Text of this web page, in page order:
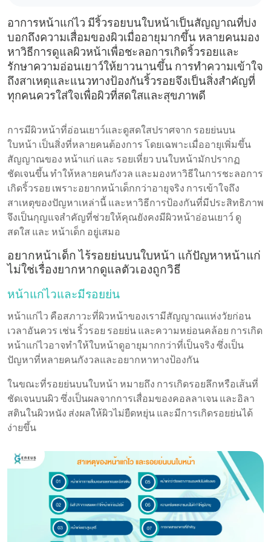
อาการหน้าแก่ไว มีริ้วรอยบนใบหน้าเป็นสัญญาณที่บ่ง
บอกถึงความเสื่อมของผิวเมื่ออายุมากขึ้น หลายคนมอง
หาวิธีการดูแลผิวหน้าเพื่อชะลอการเกิดริ้วรอยและ
รักษาความอ่อนเยาว์ให้ยาวนานขึ้น การทำความเข้าใจ
ถึงสาเหตุและแนวทางป้องกันริ้วรอยจึงเป็นสิ่งสำคัญที่
ทุกคนควรใส่ใจเพื่อผิวที่สดใสและสุขภาพดี
การมีผิวหน้าที่อ่อนเยาว์และดูสดใสปราศจาก รอยย่นบน
ใบหน้า เป็นสิ่งที่หลายคนต้องการ โดยเฉพาะเมื่ออายุเพิ่มขึ้น
สัญญาณของ หน้าแก่ และ รอยเหี่ยว บนใบหน้ามักปรากฏ
ชัดเจนขึ้น ทำให้หลายคนกังวล และมองหาวิธีในการชะลอการ
เกิดริ้วรอย เพราะอยากหน้าเด็กกว่าอายุจริง การเข้าใจถึง
สาเหตุของปัญหาเหล่านี้ และหาวิธีการป้องกันที่มีประสิทธิภาพ
จึงเป็นกุญแจสำคัญที่ช่วยให้คุณยังคงมีผิวหน้าอ่อนเยาว์ ดู
สดใส และ หน้าเด็ก อยู่เสมอ
อยากหน้าเด็ก ไร้รอยย่นบนใบหน้า แก้ปัญหาหน้าแก่
ไม่ใช่เรื่องยากหากดูแลตัวเองถูกวิธี
หน้าแก่ไวและมีรอยย่น
หน้าแก่ไว คือสภาวะที่ผิวหน้าของเรามีสัญญาณแห่งวัยก่อน
เวลาอันควร เช่น ริ้วรอย รอยย่น และความหย่อนคล้อย การเกิด
หน้าแก่ไวอาจทำให้ใบหน้าดูอายุมากกว่าที่เป็นจริง ซึ่งเป็น
ปัญหาที่หลายคนกังวลและอยากหาทางป้องกัน
ในขณะที่รอยย่นบนใบหน้า หมายถึง การเกิดรอยลึกหรือเส้นที่
ชัดเจนบนผิว ซึ่งเป็นผลจากการเสื่อมของคอลลาเจน และอิลา
สตินในผิวหนัง ส่งผลให้ผิวไม่ยืดหยุ่น และมีการเกิดรอยย่นได้
ง่ายขึ้น